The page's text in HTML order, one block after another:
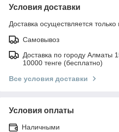
Условия доставки
Доставка осуществляется только
Самовывоз
Доставка по городу Алматы
10000 тенге (бесплатно)
Все условия доставки
Условия оплаты
Наличными